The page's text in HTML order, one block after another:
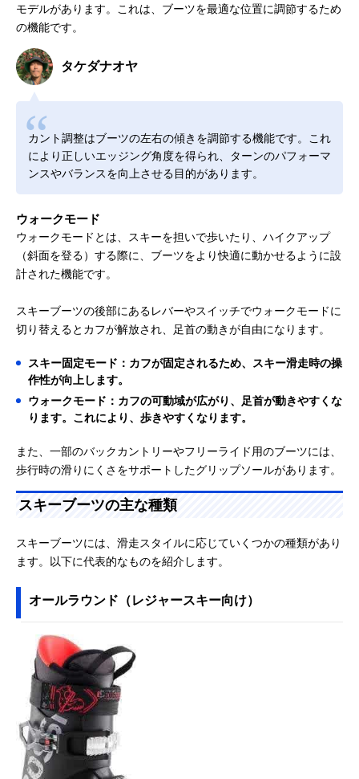
モデルがあります。これは、ブーツを最適な位置に調節するため
の機能です。
タケダナオヤ
カント調整はブーツの左右の傾きを調節する機能です。これ
により正しいエッジング角度を得られ、ターンのパフォーマ
ンスやバランスを向上させる目的があります。
ウォークモード
ウォークモードとは、スキーを担いで歩いたり、ハイクアップ
（斜面を登る）する際に、ブーツをより快適に動かせるように設
計された機能です。
スキーブーツの後部にあるレバーやスイッチでウォークモードに
切り替えるとカフが解放され、足首の動きが自由になります。
スキー固定モード：カフが固定されるため、スキー滑走時の操
作性が向上します。
ウォークモード：カフの可動域が広がり、足首が動きやすくな
ります。これにより、歩きやすくなります。
また、一部のバックカントリーやフリーライド用のブーツには、
歩行時の滑りにくさをサポートしたグリップソールがあります。
スキーブーツの主な種類
スキーブーツには、滑走スタイルに応じていくつかの種類があり
ます。以下に代表的なものを紹介します。
オールラウンド（レジャースキー向け）